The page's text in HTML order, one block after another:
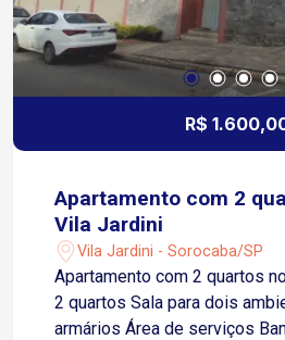
R$
Apartamento com 2
Vila Jardini
Vila Jardini - Sorocaba/SP
Apartamento com 2 quartos
2 quartos Sala para dois
armários Área de serviços